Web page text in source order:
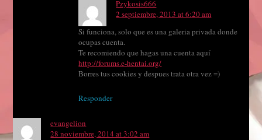
Pzykosis666
2 septiembre, 2013 at 6:20 am
Si funciona, solo que es una galeria privada donde
ocupas cuenta.
Te recomiendo que hagas una cuenta aquí
http://forums.e-hentai.org/
Borres tus cookies y despues trata otra vez =)
Responder
evangelion
28 noviembre, 2014 at 3:02 am